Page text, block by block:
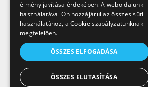
A honlap oldalain található, gyógyszerrel
betegség esetén nem helyettesítik
megkeresésének
A kockázatokról és a
betegtájékoztatót, vagy kérdezze meg
A weboldalon feltüntetett árak a
tartalmazzák.
élmény javítása érdekében. A weboldalunk
használatával Ön hozzájárul az összes süti
használatához, a Cookie szabályzatunknak
megfelelően.
ÖSSZES ELFOGADÁSA
ÖSSZES ELUTASÍTÁSA